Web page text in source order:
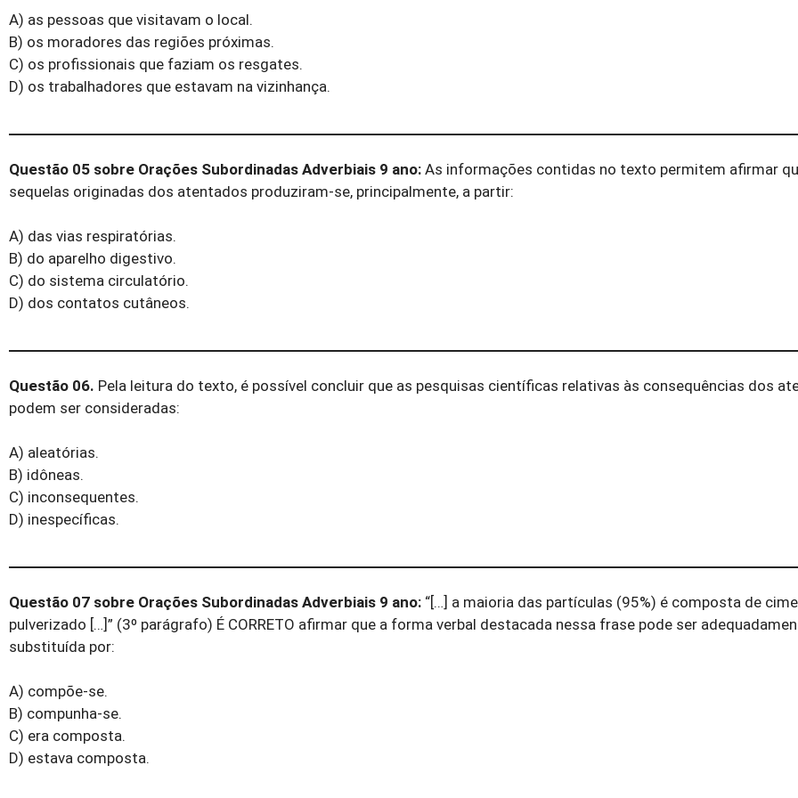
A) as pessoas que visitavam o local.
B) os moradores das regiões próximas.
C) os profissionais que faziam os resgates.
D) os trabalhadores que estavam na vizinhança.
Questão 05 sobre Orações Subordinadas Adverbiais 9 ano: As informações contidas no texto permitem afirmar
sequelas originadas dos atentados produziram-se, principalmente, a partir:
A) das vias respiratórias.
B) do aparelho digestivo.
C) do sistema circulatório.
D) dos contatos cutâneos.
Questão 06. Pela leitura do texto, é possível concluir que as pesquisas científicas relativas às consequências dos
podem ser consideradas:
A) aleatórias.
B) idôneas.
C) inconsequentes.
D) inespecíficas.
Questão 07 sobre Orações Subordinadas Adverbiais 9 ano: “[…] a maioria das partículas (95%) é composta de
pulverizado […]” (3º parágrafo) É CORRETO afirmar que a forma verbal destacada nessa frase pode ser
substituída por:
A) compõe-se.
B) compunha-se.
C) era composta.
D) estava composta.